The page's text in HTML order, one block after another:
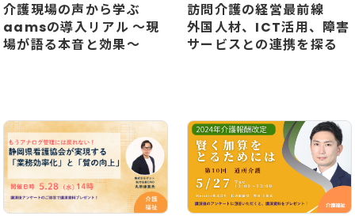
介護現場の声から学ぶ
aamsの導入リアル ～現
場が語る本音と効果～
訪問介護の経営最前線
外国人材、ICT活用、障害
サービスとの連携を探る